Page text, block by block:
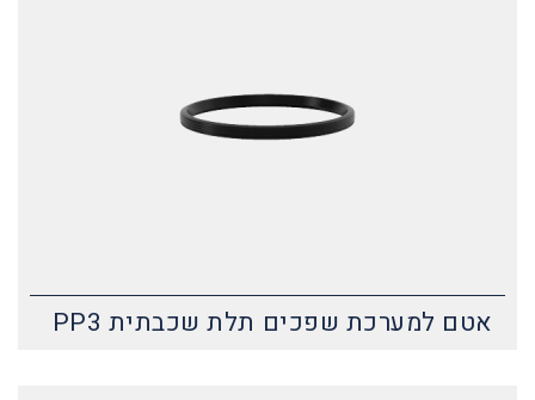
אטם למערכת שפכים תלת שכבתית PP3